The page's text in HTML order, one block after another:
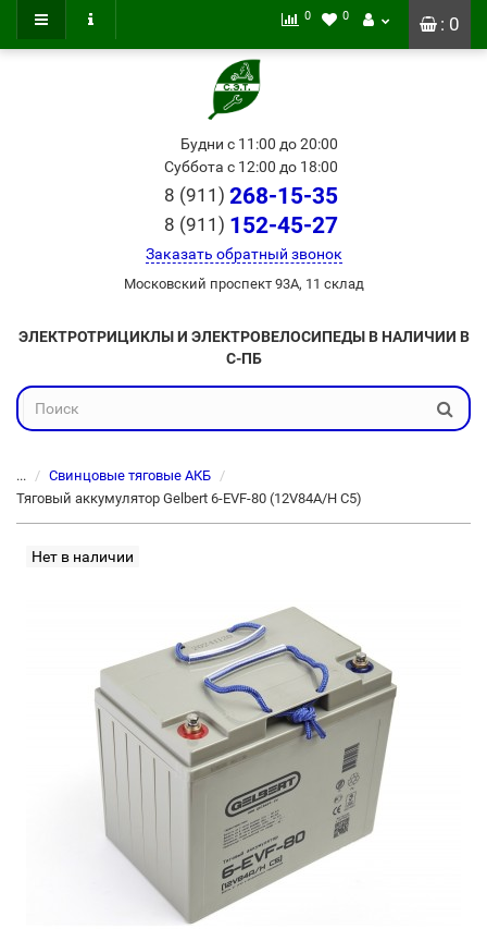
: 0
0 0
Будни с 11:00 до 20:00
Суббота с 12:00 до 18:00
8 (911) 268-15-35
8 (911) 152-45-27
Заказать обратный звонок
Московский проспект 93А, 11 склад
ЭЛЕКТРОТРИЦИКЛЫ И ЭЛЕКТРОВЕЛОСИПЕДЫ В НАЛИЧИИ В
С-ПБ
...
Свинцовые тяговые АКБ
Тяговый аккумулятор Gelbert 6-EVF-80 (12V84A/H C5)
Нет в наличии